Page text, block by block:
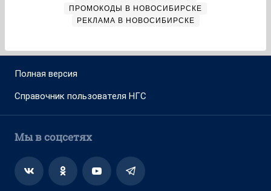
ПРОМОКОДЫ В НОВОСИБИРСКЕ
РЕКЛАМА В НОВОСИБИРСКЕ
Полная версия
Справочник пользователя НГС
Мы в соцсетях